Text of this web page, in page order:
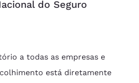
do Seguro
a todas as empresas e
está diretamente